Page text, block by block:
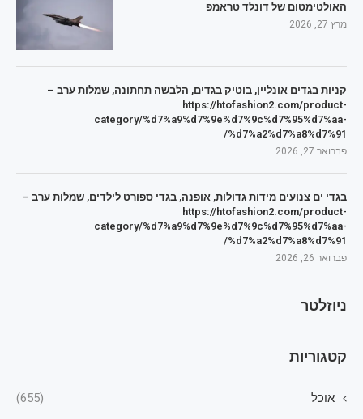
האולטימטום של דונלד טראמפ
מרץ 27, 2026
קניות בגדים אונליין, בוטיק בגדים, הלבשה תחתונה, שמלות ערב –
https://htofashion2.com/product-
category/%d7%a9%d7%9e%d7%9c%d7%95%d7%aa-
%d7%a2%d7%a8%d7%91/
פברואר 27, 2026
בגדי ים צנועים מידות גדולות, אופנה, בגדי ספורט לילדים, שמלות ערב –
https://htofashion2.com/product-
category/%d7%a9%d7%9e%d7%9c%d7%95%d7%aa-
%d7%a2%d7%a8%d7%91/
פברואר 26, 2026
ניוזלטר
קטגוריות
אוכל (655)